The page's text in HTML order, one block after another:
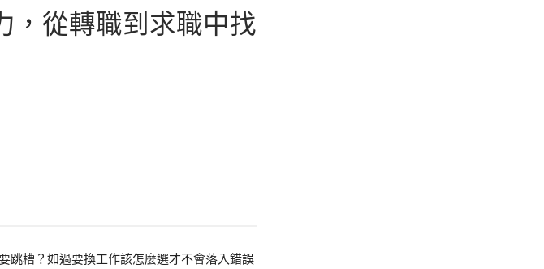
，從轉職到求職中找
跳槽？如過要換工作該怎麼選才不會落入錯誤